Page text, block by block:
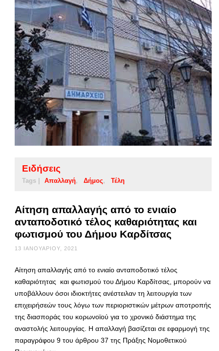
Ειδήσεις
Tags | Απαλλαγή Δήμος Τέλη
Αίτηση απαλλαγής από το ενιαίο
ανταποδοτικό τέλος καθαριότητας και
φωτισμού του Δήμου Καρδίτσας
13 ΙΑΝΟΥΑΡΊΟΥ, 2021
Αίτηση απαλλαγής από το ενιαίο ανταποδοτικό τέλος
καθαριότητας και φωτισμού του Δήμου Καρδίτσας, μπορούν να
υποβάλλουν όσοι ιδιοκτήτες ανέστειλαν τη λειτουργία των
επιχειρήσεών τους λόγω των περιοριστικών μέτρων αποτροπής
της διασποράς του κορωνοϊού για το χρονικό διάστημα της
αναστολής λειτουργίας. Η απαλλαγή βασίζεται σε εφαρμογή της
παραγράφου 9 του άρθρου 37 της Πράξης Νομοθετικού